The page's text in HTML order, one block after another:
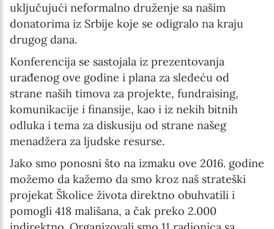
uključujući neformalno druženje sa našim
donatorima iz Srbije koje se odigralo na kraju
drugog dana.
Konferencija se sastojala iz prezentovanja
urađenog ove godine i plana za sledeću od
strane naših timova za projekte, fundraising,
komunikacije i finansije, kao i iz nekih bitnih
odluka i tema za diskusiju od strane našeg
menadžera za ljudske resurse.
Jako smo ponosni što na izmaku ove 2016. godine
možemo da kažemo da smo kroz naš strateški
projekat Školice života direktno obuhvatili i
pomogli 418 mališana, a čak preko 2.000